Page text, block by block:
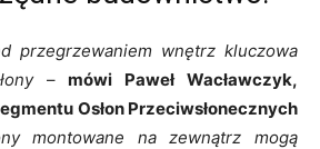
przegrzewaniem wnętrz kluczowa
–mówi Paweł Wacławczyk,
Osłon Przeciwsłonecznych
montowane na zewnątrz mogą